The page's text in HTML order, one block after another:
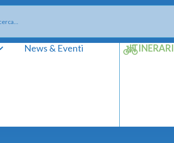
News & Eventi ITINERARI